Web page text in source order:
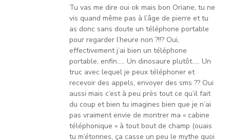
Tu vas me dire oui ok mais bon Oriane, tu ne
vis quand même pas à l’âge de pierre et tu
as donc sans doute un téléphone portable
pour regarder l’heure non ?!!? Oui,
effectivement j’ai bien un téléphone
portable, enfin….. Un dinosaure plutôt….. Un
truc avec lequel je peux téléphoner et
recevoir des appels, envoyer des sms ?? Oui
aussi mais c’est à peu près tout ce qu’il fait
du coup et bien tu imagines bien que je n’ai
pas vraiment envie de montrer ma « cabine
téléphonique » à tout bout de champ (ouais
tu m’étonnes, ça casse un peu le mythe quoi